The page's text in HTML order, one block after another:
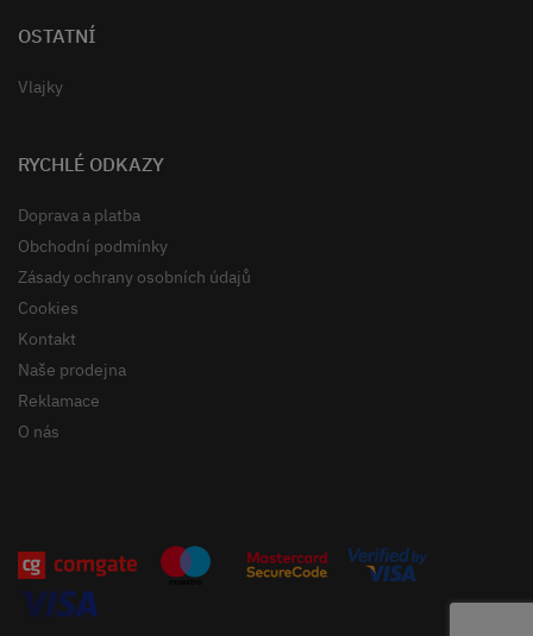
OSTATNÍ
Vlajky
RYCHLÉ ODKAZY
Doprava a platba
Obchodní podmínky
Zásady ochrany osobních údajů
Cookies
Kontakt
Naše prodejna
Reklamace
O nás